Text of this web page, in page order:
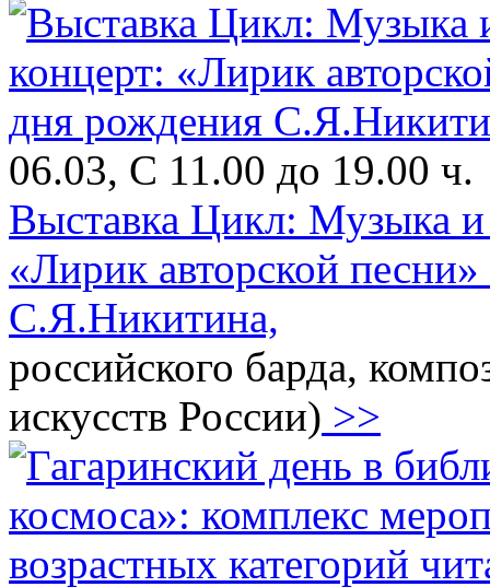
06.03, С 11.00 до 19.00 ч.
Выставка Цикл: Музыка
«Лирик авторской
С.Я.Никитина,
российского барда,
искусств России) >>